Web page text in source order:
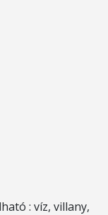
: víz, villany,